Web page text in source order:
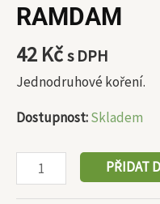
RAMDAM
42 Kčs DPH
Jednodruhové koření.
Dostupnost:Skladem
PŘIDAT